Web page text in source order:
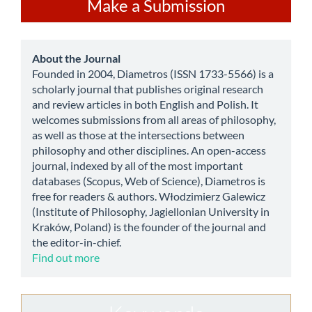
a
Submission
Make a Submission
about
About the Journal
Founded in 2004, Diametros (ISSN 1733-5566) is a
scholarly journal that publishes original research
and review articles in both English and Polish. It
welcomes submissions from all areas of philosophy,
as well as those at the intersections between
philosophy and other disciplines. An open-access
journal, indexed by all of the most important
databases (Scopus, Web of Science), Diametros is
free for readers & authors. Włodzimierz Galewicz
(Institute of Philosophy, Jagiellonian University in
Kraków, Poland) is the founder of the journal and
the editor-in-chief.
Find out more